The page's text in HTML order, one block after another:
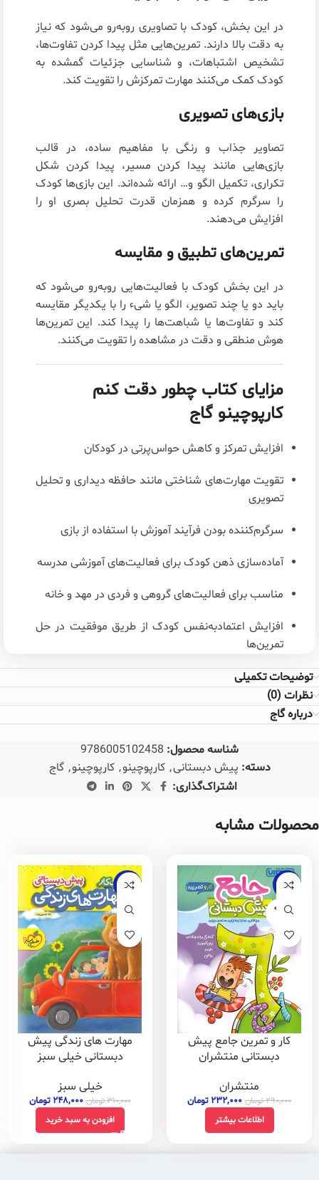
در این بخش، کودک با تصاویری روبه‌رو می‌شود که نیاز
به دقت بالا دارند. تمرین‌هایی مثل پیدا کردن تفاوت‌ها،
تشخیص اشتباهات، و شناسایی جزئیات گمشده به
کودک کمک می‌کنند مهارت تمرکزش را تقویت کند.
بازی‌های تصویری
تصاویر جذاب و رنگی با مفاهیم ساده، در قالب
بازی‌هایی مانند پیدا کردن مسیر، پیدا کردن شکل
تکراری، تکمیل الگو و… ارائه شده‌اند. این بازی‌ها کودک
را سرگرم کرده و همزمان قدرت تحلیل بصری او را
افزایش می‌دهند.
تمرین‌های تطبیق و مقایسه
در این بخش کودک با فعالیت‌هایی روبه‌رو می‌شود که
باید دو یا چند تصویر، الگو یا شیء را با یکدیگر مقایسه
کند و تفاوت‌ها یا شباهت‌ها را پیدا کند. این تمرین‌ها
هوش منطقی و دقت در مشاهده را تقویت می‌کنند.
مزایای کتاب چطور دقت کنم
کارپوچینو گاج
افزایش تمرکز و کاهش حواس‌پرتی در کودکان
تقویت مهارت‌های شناختی مانند حافظه دیداری و تحلیل
تصویری
سرگرم‌کننده بودن فرآیند آموزش با استفاده از بازی
آماده‌سازی ذهن کودک برای فعالیت‌های آموزشی مدرسه
مناسب برای فعالیت‌های گروهی و فردی در مهد و خانه
افزایش اعتمادبه‌نفس کودک از طریق موفقیت در حل
تمرین‌ها
توضیحات تکمیلی
نظرات (0)
درباره گاج
شناسه محصول: 9786005102458
دسته: پیش دبستانی, کارپوچینو, کارپوچینو, گاج
اشتراک‌گذاری:
محصولات مشابه
-20%
فروخته
کار و تمرین جامع پیش
دبستانی منتشران
منتشران
۲۹۰,۰۰۰تومان ۲۳۲,۰۰۰ تومان
اطلاعات بیشتر
-20%
مهارت های زندگی پیش
دبستانی خیلی سبز
خیلی سبز
۳۱۰,۰۰۰تومان ۲۴۸,۰۰۰ تومان
افزودن به سبد خرید